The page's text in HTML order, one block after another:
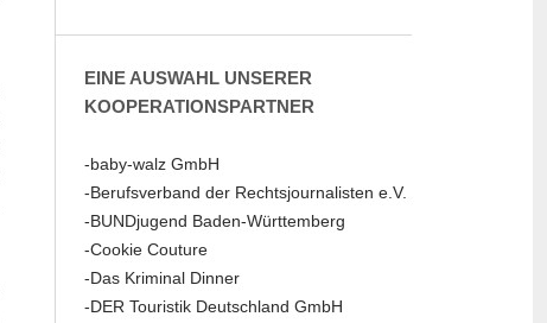
EINE AUSWAHL UNSERER
KOOPERATIONSPARTNER
-baby-walz GmbH
-Berufsverband der Rechtsjournalisten e.V.
-BUNDjugend Baden-Württemberg
-Cookie Couture
-Das Kriminal Dinner
-DER Touristik Deutschland GmbH